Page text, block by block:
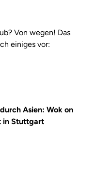
Von wegen! Das
einiges vor:
Asien: Wok on
in Stuttgart